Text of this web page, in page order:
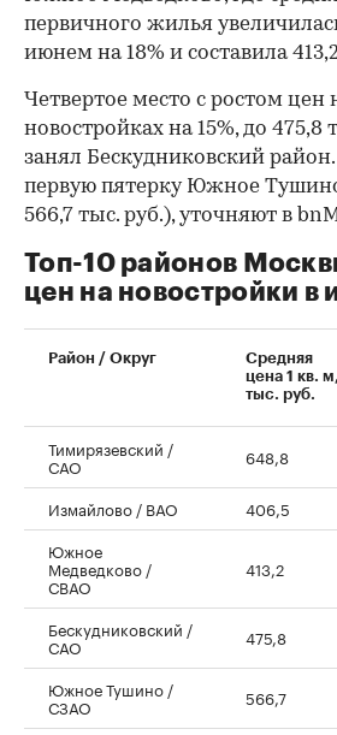
первичного жилья
июнем на 18% и составила
00:00 / 00:00
Четвертое место с ростом цен
новостройках на 15%, до 475,8
занял Бескудниковский
первую пятерку Южное Тушино
566,7 тыс. руб.), уточняют в
Топ-10 районов
цен на новостройки в
Район / Округ
Средняя
цена 1 кв. м,
тыс. руб.
Тимирязевский /
САО 648,8
Измайлово / ВАО 406,5
Южное
Медведково /
СВАО
413,2
Бескудниковский /
САО 475,8
Южное Тушино /
СЗАО 566,7